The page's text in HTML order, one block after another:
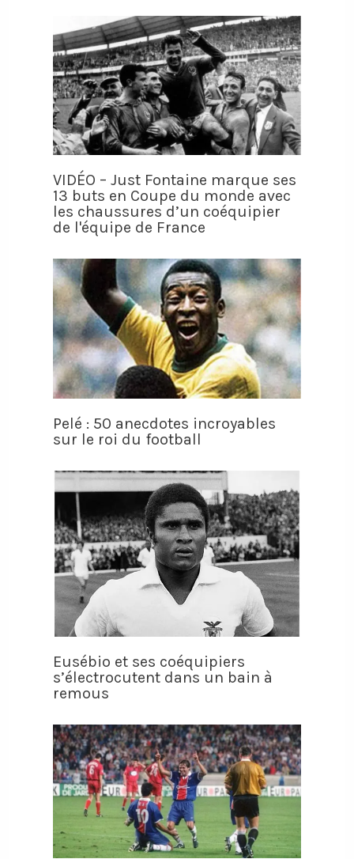
VIDÉO – Just Fontaine marque ses
13 buts en Coupe du monde avec
les chaussures d’un coéquipier
de l'équipe de France
Pelé : 50 anecdotes incroyables
sur le roi du football
Eusébio et ses coéquipiers
s’électrocutent dans un bain à
remous